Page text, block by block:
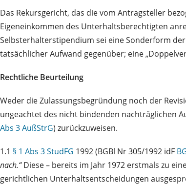
Das Rekursgericht, das die vom Antragsteller
Eigeneinkommen des Unterhaltsberechtigten
Selbsterhalterstipendium sei eine Sonderform
tatsächlicher Aufwand gegenüber; eine
Rechtliche Beurteilung
Weder die Zulassungsbegründung noch der
ungeachtet des nicht bindenden nachträglichen
Abs 3 AußStrG) zurückzuweisen.
1.1 § 1 Abs 3 StudFG 1992 (BGBl Nr 305/1992 idF
nach.“Diese – bereits im Jahr 1972 erstmals zu
gerichtlichen Unterhaltsentscheidungen